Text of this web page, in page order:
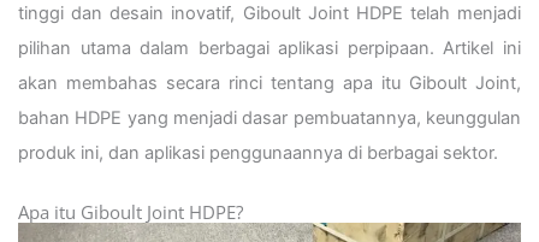
tinggi dan desain inovatif, Giboult Joint HDPE telah menjadi
pilihan utama dalam berbagai aplikasi perpipaan. Artikel ini
akan membahas secara rinci tentang apa itu Giboult Joint,
bahan HDPE yang menjadi dasar pembuatannya, keunggulan
produk ini, dan aplikasi penggunaannya di berbagai sektor.
Apa itu Giboult Joint HDPE?